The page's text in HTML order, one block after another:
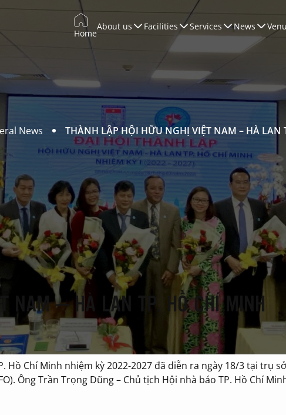
Home
About us Facilities Services
Trade Promotion
Training & Development
Conferences & Exhibitions
Marketing
News
News THÀNH LẬP HỘI HỮU NGHỊ VIỆT NAM – HÀ LAN
NAM – HÀ LAN TP. HỒ CHÍ MINH
Hồ Chí Minh nhiệm kỳ 2022-2027 đã diễn ra ngày 18/3 tại trụ sở
Ông Trần Trọng Dũng – Chủ tịch Hội nhà báo TP. Hồ Chí